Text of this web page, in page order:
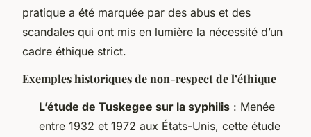
pratique a été marquée par des abus et des
scandales qui ont mis en lumière la nécessité d’un
cadre éthique strict.
Exemples historiques de non-respect de l’éthique
L’étude de Tuskegee sur la syphilis : Menée
entre 1932 et 1972 aux États-Unis, cette étude